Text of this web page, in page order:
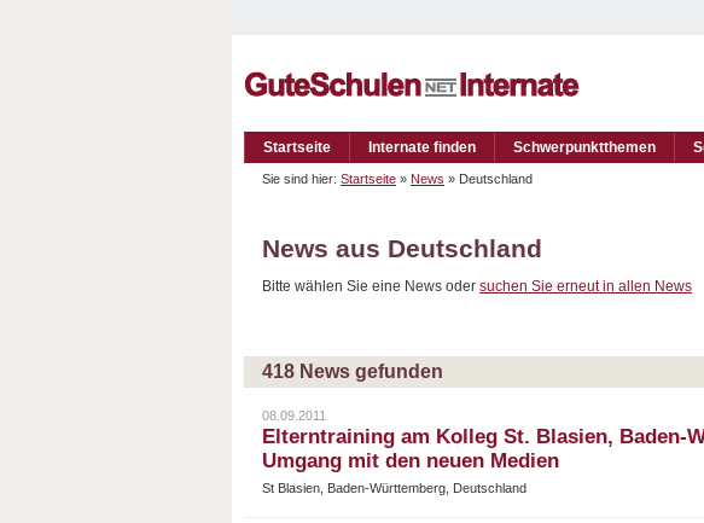
Startseite Internate finden Schwerpunktthemen
Sie sind hier: Startseite » News » Deutschland
News aus Deutschland
Bitte wählen Sie eine News oder suchen Sie erneut in allen News
418 News gefunden
08.09.2011
Elterntraining am Kolleg St. Blasien, Baden-
Umgang mit den neuen Medien
St Blasien, Baden-Württemberg, Deutschland